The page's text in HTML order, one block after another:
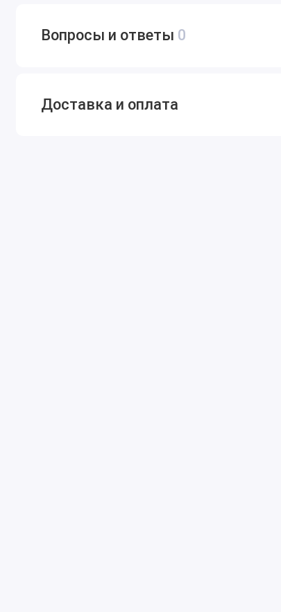
Вопросы и ответы 0
Доставка и оплата